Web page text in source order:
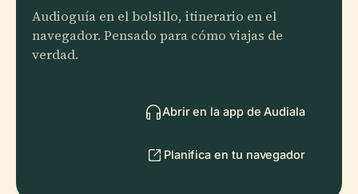
Audioguía en el bolsillo, itinerario en el
navegador. Pensado para cómo viajas de
verdad.
Abrir en la app de Audiala
Planifica en tu navegador